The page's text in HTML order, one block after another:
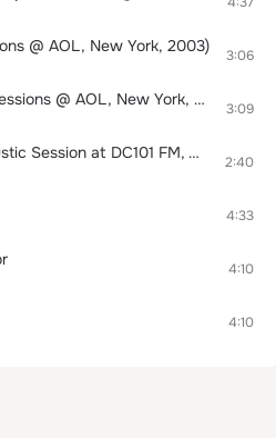
@ AOL, New York, 2003) 3:06
Going Under (AOL Sessions @ AOL, New York, 2003) 3:09
Even in Death (Acoustic Session at DC101 FM, Washington, DC – 2003) 2:40
4:33
4:10
4:10